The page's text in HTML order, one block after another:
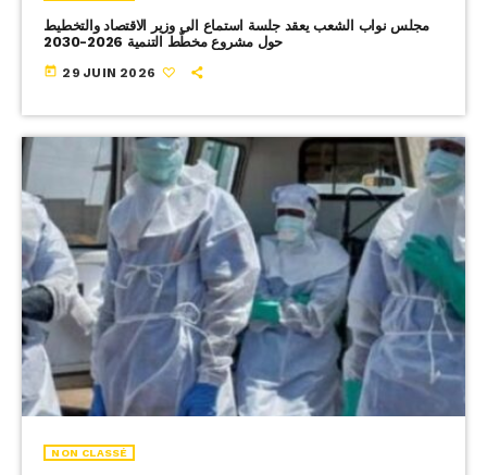
مجلس نواب الشعب يعقد جلسة استماع الى وزير الاقتصاد والتخطيط
حول مشروع مخطّط التنمية 2026-2030
today 29 JUIN 2026
NON CLASSÉ